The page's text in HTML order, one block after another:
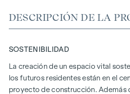
DESCRIPCIÓN DE LA
SOSTENIBILIDAD
La creación de un espacio vital
los futuros residentes están en el
proyecto de construcción. Además